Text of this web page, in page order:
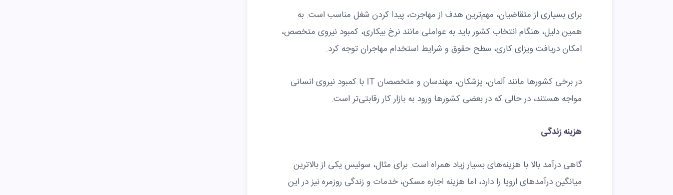
برای بسیاری از متقاضیان، مهم‌ترین هدف از مهاجرت، پیدا کردن شغل مناسب است. به
همین دلیل، هنگام انتخاب کشور باید به عواملی مانند نرخ بیکاری، کمبود نیروی متخصص،
امکان دریافت ویزای کاری، سطح حقوق و شرایط استخدام مهاجران توجه کرد.
در برخی کشورها مانند آلمان، پزشکان، مهندسان و متخصصان IT با کمبود نیروی انسانی
مواجه هستند، در حالی که در بعضی کشورها ورود به بازار کار رقابتی‌تر است.
هزینه زندگی
گاهی درآمد بالا با هزینه‌های بسیار زیاد همراه است. برای مثال، سوئیس یکی از بالاترین
میانگین درآمدهای اروپا را دارد، اما هزینه اجاره مسکن، خدمات و زندگی روزمره نیز در این